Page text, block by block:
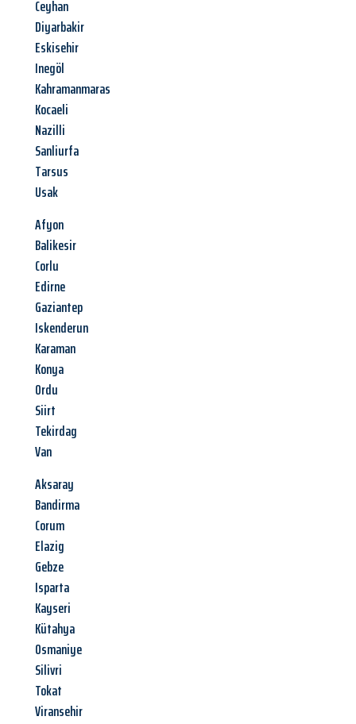
Ceyhan
Diyarbakir
Eskisehir
Inegöl
Kahramanmaras
Kocaeli
Nazilli
Sanliurfa
Tarsus
Usak
Afyon
Balikesir
Corlu
Edirne
Gaziantep
Iskenderun
Karaman
Konya
Ordu
Siirt
Tekirdag
Van
Aksaray
Bandirma
Corum
Elazig
Gebze
Isparta
Kayseri
Kütahya
Osmaniye
Silivri
Tokat
Viransehir